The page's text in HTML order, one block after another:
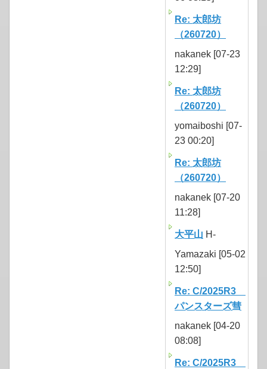
Re: 太郎坊
（260720）
nakanek [07-23
12:29]
Re: 太郎坊
（260720）
yomaiboshi [07-
23 00:20]
Re: 太郎坊
（260720）
nakanek [07-20
11:28]
大平山 H-
Yamazaki [05-02
12:50]
Re: C/2025R3
パンスターズ彗
nakanek [04-20
08:08]
Re: C/2025R3